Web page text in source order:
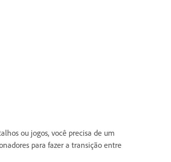
ou jogos, você precisa de um
para fazer a transição entre